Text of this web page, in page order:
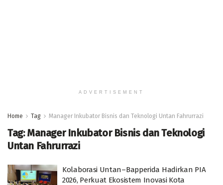
ADVERTISEMENT
Home Tag Manager Inkubator Bisnis dan Teknologi Untan Fahrurrazi
Tag:Manager Inkubator Bisnis dan Teknologi
Untan Fahrurrazi
Kolaborasi Untan–Bapperida Hadirkan PIA
2026, Perkuat Ekosistem Inovasi Kota